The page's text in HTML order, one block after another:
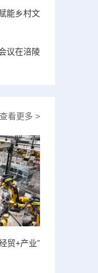
能乡村文
议在涪陵
查看更多 >
贸+产业”